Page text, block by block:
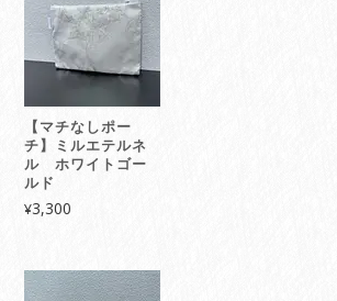
【マチなしポー
チ】ミルエテルネ
ル ホワイトゴー
ルド
¥3,300